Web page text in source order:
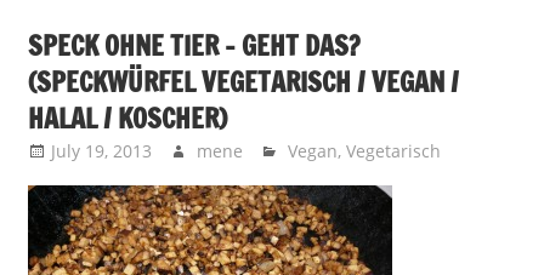
SPECK OHNE TIER – GEHT DAS?
(SPECKWÜRFEL VEGETARISCH / VEGAN /
HALAL / KOSCHER)
July 19, 2013 mene Vegan,Vegetarisch